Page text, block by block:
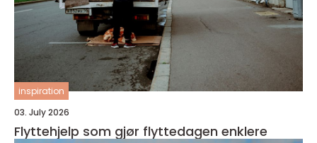
inspiration
03. July 2026
Flyttehjelp som gjør flyttedagen enklere